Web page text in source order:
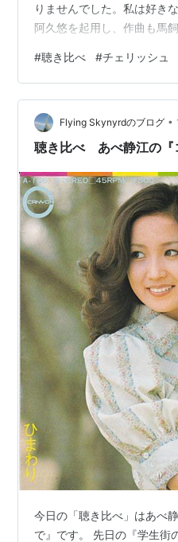
りませんでした。私は好き
阿久悠を起用し、作曲も馬
一はこの後も作曲・編曲を
作詞：阿久悠 作曲：馬飼野
れた 芽ばえたばかりの 草
しの中で 私はあなたの 胸で
の普段着の ウェディングド
#聴き比べ #チェリッシュ
Flying Skynyrdのブログ •
聴き比べ あべ静江の『
今日の「聴き比べ」はあべ
で』です。 先日の『学生街